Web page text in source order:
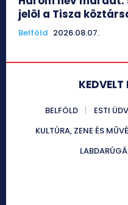
jelöl a Tisza
Belföld 2026.08.07.
BELFÖLD ESTI
KULTÚRA, ZENE ÉS